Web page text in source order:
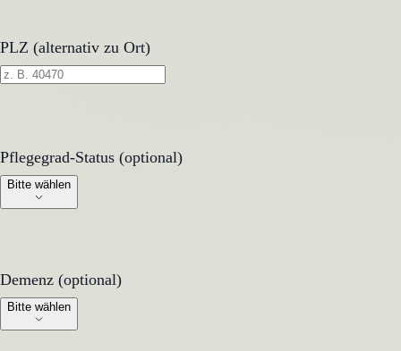
PLZ (alternativ zu Ort)
Pflegegrad-Status (optional)
Pflegegrad-Status (optional)
Bitte wählen
Demenz (optional)
Demenz (optional)
Bitte wählen